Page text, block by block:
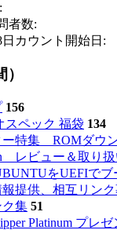
者数:
カウント開始日:
156
スペック 福袋 134
ー特集 ROMダウ
レビュー＆取り扱
をUEFIでブ
提供、相互リン
集 51
Platinum プレ